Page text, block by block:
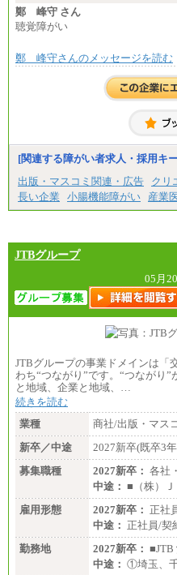
鄭 峰守 さん
聴覚障がい
鄭 峰守さんのメッセージを読む
[関連する障がい者求人・採用キ
出版・マスコミ関連・広告
クリ
長い企業
小腸機能障がい 産業
JTBグループ
05月
JTBグループの事業ドメインは「
わち“つながり”です。“つながり
と地域、企業と地域、…
続きを読む
業種
商社/出版・マス
新卒／中途
2027新卒(既卒3
募集職種
2027新卒： 各社
中途： ■（株）
雇用形態
2027新卒： 正社
中途： 正社員/契
勤務地
2027新卒：
中途： ①埼玉、